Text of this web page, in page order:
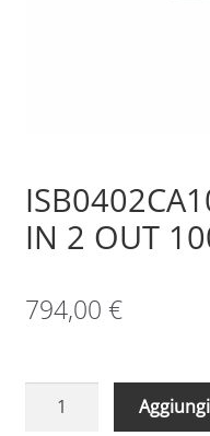
IN 2 OUT
794,00 €
ISB0402CA10